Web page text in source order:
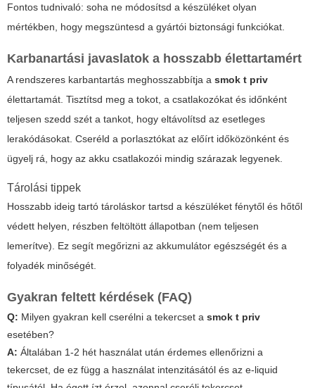
Fontos tudnivaló: soha ne módosítsd a készüléket olyan
mértékben, hogy megszüntesd a gyártói biztonsági funkciókat.
Karbanartási javaslatok a hosszabb élettartamért
A rendszeres karbantartás meghosszabbítja a smok t priv
élettartamát. Tisztítsd meg a tokot, a csatlakozókat és időnként
teljesen szedd szét a tankot, hogy eltávolítsd az esetleges
lerakódásokat. Cseréld a porlasztókat az előírt időközönként és
ügyelj rá, hogy az akku csatlakozói mindig szárazak legyenek.
Tárolási tippek
Hosszabb ideig tartó tároláskor tartsd a készüléket fénytől és hőtől
védett helyen, részben feltöltött állapotban (nem teljesen
lemerítve). Ez segít megőrizni az akkumulátor egészségét és a
folyadék minőségét.
Gyakran feltett kérdések (FAQ)
Q: Milyen gyakran kell cserélni a tekercset a smok t priv
esetében?
A: Általában 1-2 hét használat után érdemes ellenőrizni a
tekercset, de ez függ a használat intenzitásától és az e-liquid